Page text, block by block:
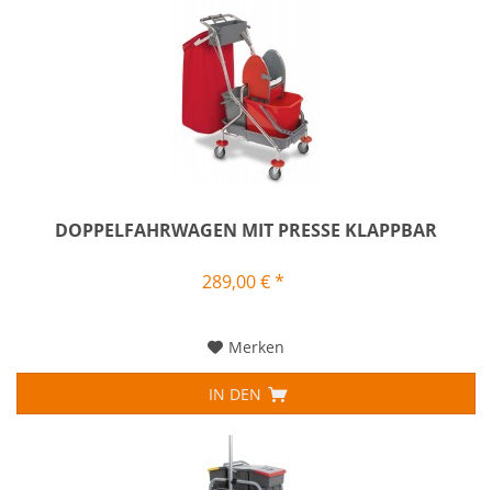
DOPPELFAHRWAGEN MIT PRESSE KLAPPBAR
289,00 € *
Merken
IN DEN